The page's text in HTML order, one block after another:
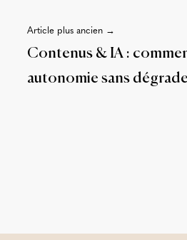
Article plus ancien →
Contenus & IA :
autonomie sans